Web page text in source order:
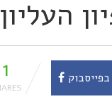
העליון
1